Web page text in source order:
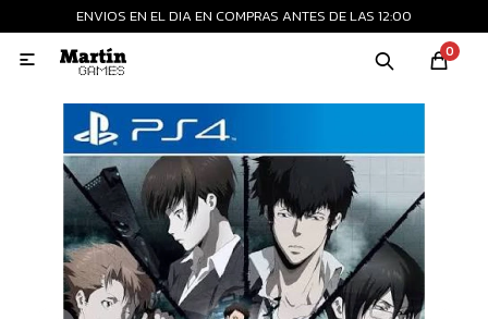
ENVIOS EN EL DIA EN COMPRAS ANTES DE LAS 12:00
0

MI CUENTA
Consolas nuevas
Consolas recertificadas